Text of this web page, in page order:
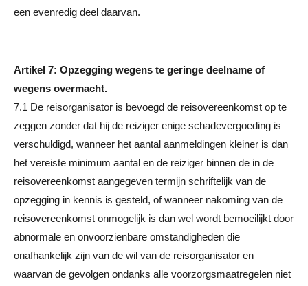
een evenredig deel daarvan.
Artikel 7: Opzegging wegens te geringe deelname of
wegens overmacht.
7.1 De reisorganisator is bevoegd de reisovereenkomst op te
zeggen zonder dat hij de reiziger enige schadevergoeding is
verschuldigd, wanneer het aantal aanmeldingen kleiner is dan
het vereiste minimum aantal en de reiziger binnen de in de
reisovereenkomst aangegeven termijn schriftelijk van de
opzegging in kennis is gesteld, of wanneer nakoming van de
reisovereenkomst onmogelijk is dan wel wordt bemoeilijkt door
abnormale en onvoorzienbare omstandigheden die
onafhankelijk zijn van de wil van de reisorganisator en
waarvan de gevolgen ondanks alle voorzorgsmaatregelen niet